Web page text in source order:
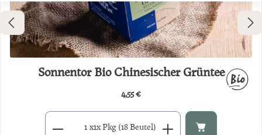
Sonnentor Bio Chinesischer Grüntee
Regulärer Preis:
4,55 €
Produkt Anzahl: Gib den gewünschten Wert ein oder benutze
x1x Pkg (18 Beutel)